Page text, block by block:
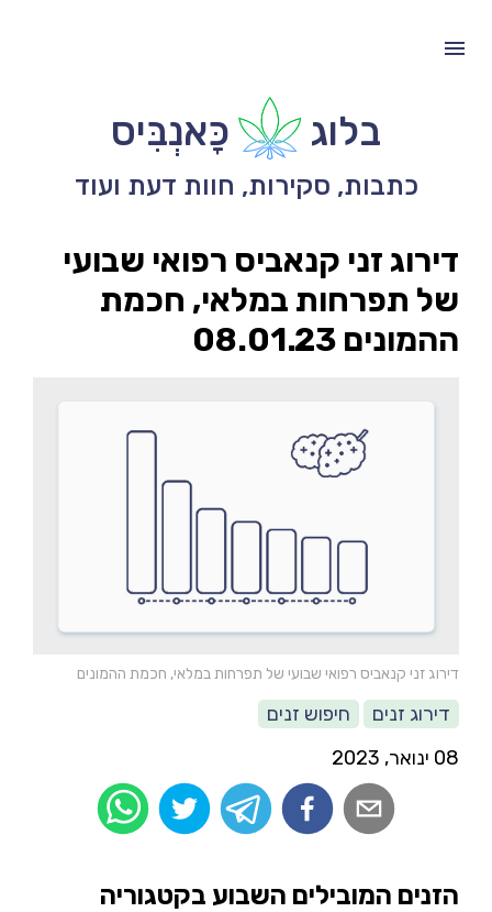
בלוג כָּאנְבִּיס
כתבות, סקירות, חוות דעת ועוד
דירוג זני קנאביס רפואי שבועי
של תפרחות במלאי, חכמת
ההמונים 08.01.23
דירוג זני קנאביס רפואי שבועי של תפרחות במלאי, חכמת ההמונים
דירוג זנים
חיפוש זנים
08 ינואר, 2023
הזנים המובילים השבוע בקטגוריה